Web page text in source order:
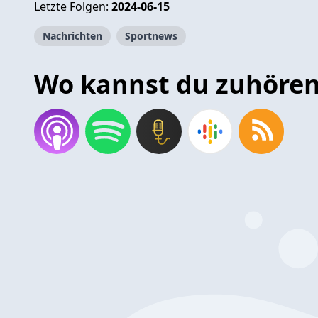
Letzte Folgen: 2024-06-15
Nachrichten Sportnews
Wo kannst du